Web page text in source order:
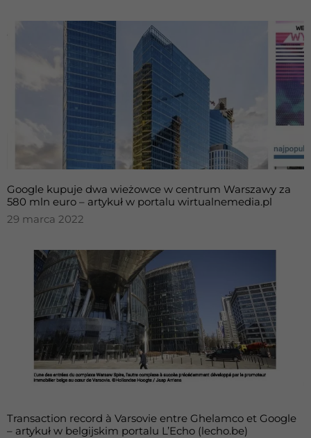
Google kupuje dwa wieżowce w centrum Warszawy za
580 mln euro – artykuł w portalu wirtualnemedia.pl
29 marca 2022
Transaction record à Varsovie entre Ghelamco et Google
– artykuł w belgijskim portalu L’Echo (lecho.be)